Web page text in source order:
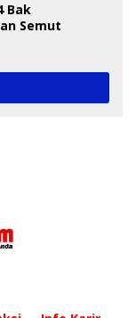
Bak
Semut